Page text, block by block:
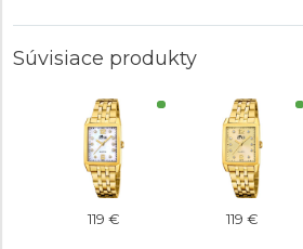
Súvisiace produkty
119 € 119 €